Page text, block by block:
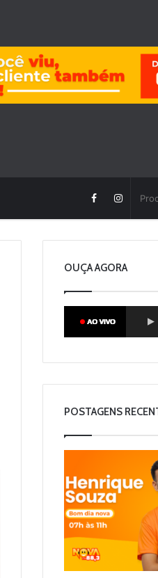
OUÇA AGORA
POSTAGENS